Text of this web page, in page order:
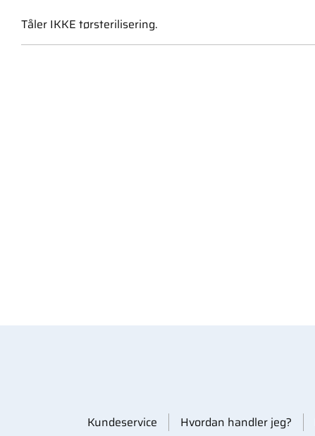
Tåler IKKE tørsterilisering.
Kundeservice Hvordan handler jeg?